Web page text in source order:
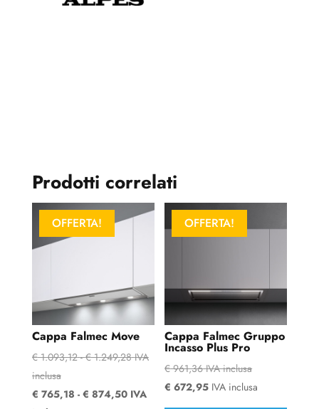
Prodotti correlati
OFFERTA!
Cappa Falmec Move
€1.093,12 - €1.249,28Fascia
prezzo:
IVA
inclusa
€ 765,18 - € 874,50Fascia
IVA
OFFERTA!
Cappa Falmec Gruppo
Incasso Plus Pro
€961,36 IVA inclusa
€ 672,95 IVA inclusa